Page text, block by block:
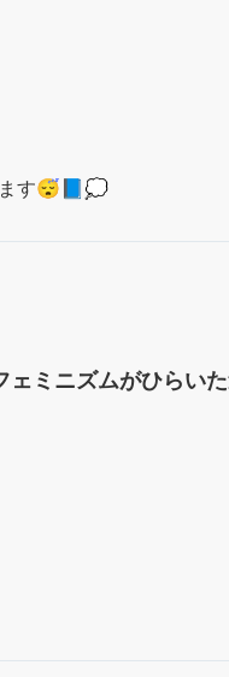
ます😴📘💭
ミニズムがひらい